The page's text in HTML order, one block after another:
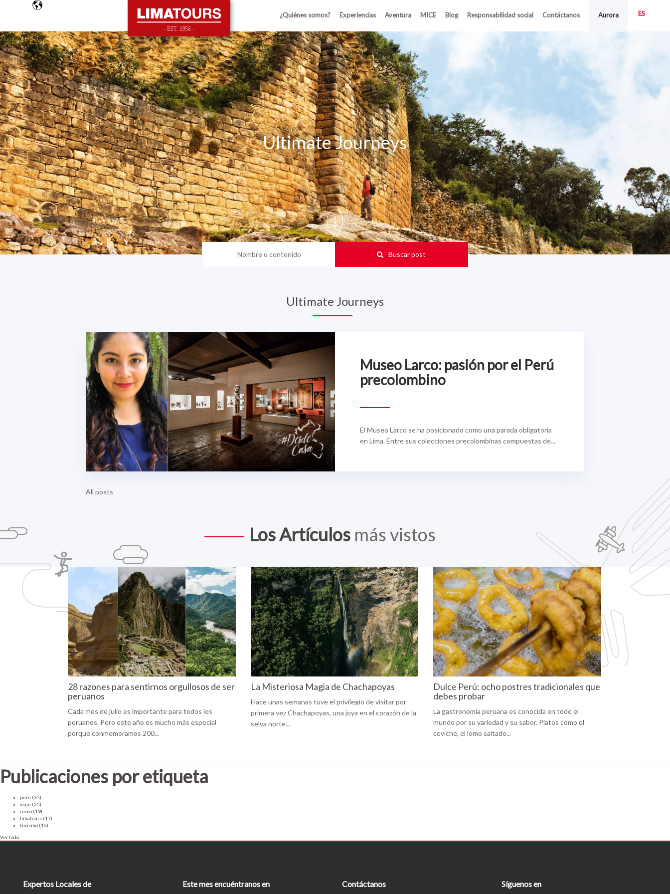
¿Quiénes somos? Experiencias Aventura MICE Blog Responsabilidad social Contáctanos Aurora ES
Ultimate Journeys
Buscar post
Ultimate Journeys
Museo Larco: pasión por el Perú
precolombino
El Museo Larco se ha posicionado como una parada obligatoria
en Lima. Entre sus colecciones precolombinas compuestas de...
All posts
Los Artículos más vistos
28 razones para sentirnos orgullosos de ser
peruanos
Cada mes de julio es importante para todos los
peruanos. Pero este año es mucho más especial
porque conmemoramos 200...
La Misteriosa Magia de Chachapoyas
Hace unas semanas tuve el privilegio de visitar por
primera vez Chachapoyas, una joya en el corazón de la
selva norte...
Dulce Perú: ocho postres tradicionales que
debes probar
La gastronomía peruana es conocida en todo el
mundo por su variedad y su sabor. Platos como el
ceviche, el lomo saltado...
Publicaciones por etiqueta
peru (35)
viaje (25)
cusco (19)
limatours (17)
turismo (16)
Ver todo
Expertos Locales de Este mes encuéntranos en Contáctanos Síguenos en